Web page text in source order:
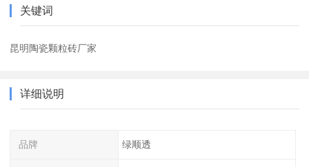
关键词
昆明陶瓷颗粒砖厂家
详细说明
品牌 绿顺透